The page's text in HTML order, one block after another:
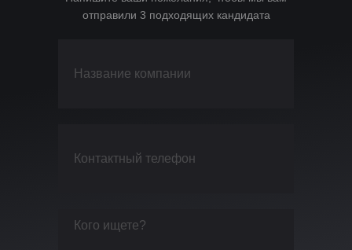
отправили 3 подходящих кандидата